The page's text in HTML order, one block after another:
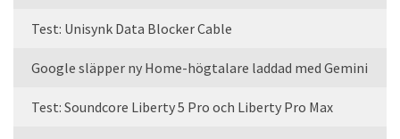
Test: Unisynk Data Blocker Cable
Google släpper ny Home-högtalare laddad med Gemini
Test: Soundcore Liberty 5 Pro och Liberty Pro Max